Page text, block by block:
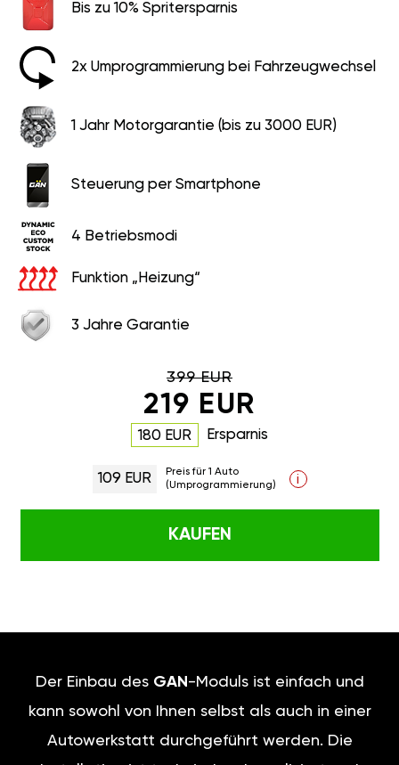
Bis zu 10% Spritersparnis
2x Umprogrammierung bei Fahrzeugwechsel
1 Jahr Motorgarantie (bis zu 3000 EUR)
Steuerung per Smartphone
4 Betriebsmodi
Funktion „Heizung“
3 Jahre Garantie
399 EUR
219 EUR
180 EUR Ersparnis
109 EUR
Preis für 1 Auto
(Umprogrammierung)
i
KAUFEN
Der Einbau des GAN -Moduls ist einfach und
kann sowohl von Ihnen selbst als auch in einer
Autowerkstatt durchgeführt werden. Die